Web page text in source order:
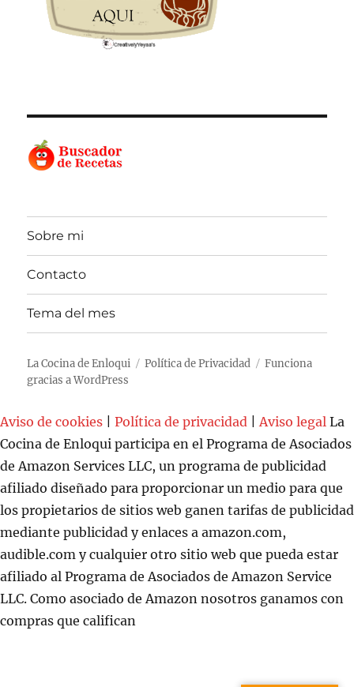
Sobre mi
Contacto
Tema del mes
La Cocina de Enloqui Política de Privacidad
Funciona
gracias a WordPress
Aviso de cookies Política de privacidad Aviso legal La
Cocina de Enloqui participa en el Programa de Asociados
de Amazon Services LLC, un programa de publicidad
afiliado diseñado para proporcionar un medio para que
los propietarios de sitios web ganen tarifas de publicidad
mediante publicidad y enlaces a amazon.com,
audible.com y cualquier otro sitio web que pueda estar
afiliado al Programa de Asociados de Amazon Service
LLC. Como asociado de Amazon nosotros ganamos con
compras que califican